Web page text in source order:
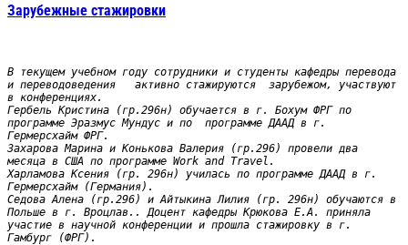
Зарубежные стажировки
В текущем учебном году сотрудники и студенты кафедры перевода
и переводоведения   активно стажируются  зарубежом, участвуют
в конференциях.
Гербель Кристина (гр.296н) обучается в г. Бохум ФРГ по
программе Эразмус Мундус и по  программе ДААД в г.
Гермерсхайм ФРГ.
Захарова Марина и Конькова Валерия (гр.296) провели два
месяца в США по программе Work and Travel.
Харламова Ксения (гр. 296н) училась по программе ДААД в г.
Гермерсхайм (Германия).
Седова Алена (гр.296) и Айтыкина Лилия (гр. 296н) обучаются в
Польше в г. Вроцлав.. Доцент кафедры Крюкова Е.А. приняла
участие в научной конференции и прошла стажировку в г.
Гамбург (ФРГ).